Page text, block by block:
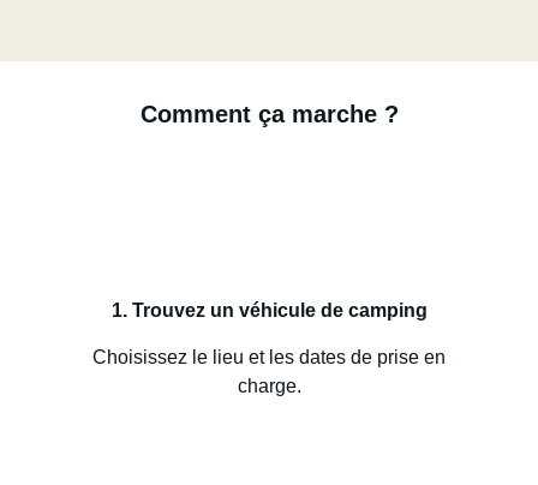
Comment ça marche ?
1. Trouvez un véhicule de camping
Choisissez le lieu et les dates de prise en
charge.